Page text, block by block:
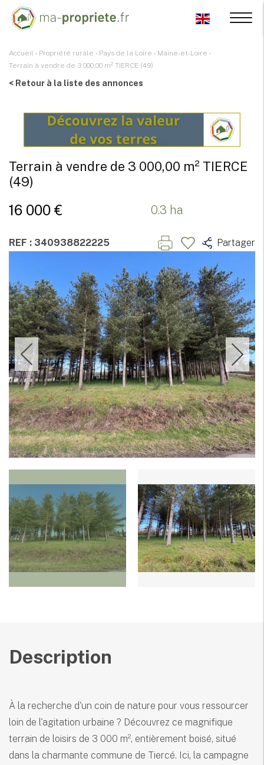
Accueil › Propriété rurale › Pays de la Loire › Maine-et-Loire ›
Terrain à vendre de 3 000,00 m² TIERCE (49)
< Retour à la liste des annonces
Terrain à vendre de 3 000,00 m² TIERCE
(49)
16 000 € 0.3 ha
REF : 340938822225 Partager
Description
À la recherche d'un coin de nature pour vous ressourcer
loin de l'agitation urbaine ? Découvrez ce magnifique
terrain de loisirs de 3 000 m², entièrement boisé, situé
dans la charmante commune de Tiercé. Ici, la campagne